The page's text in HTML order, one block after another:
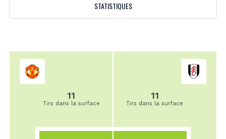
STATISTIQUES
11
Tirs dans la surface
11
Tirs dans la surface